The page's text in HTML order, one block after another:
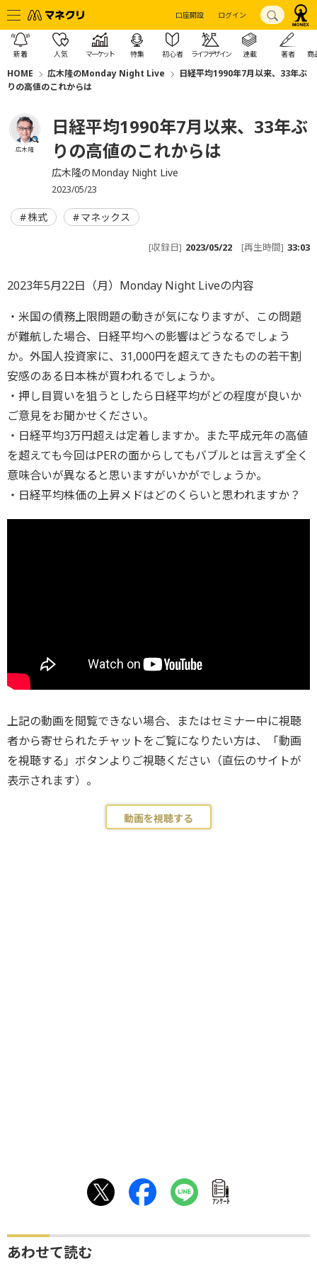
口座開設 ログイン
新着 人気 マーケット 特集 初心者 ライフデザイン 連載 著者 商
HOME 広木隆のMonday Night Live
日経平均1990年7月以来、33年ぶ
りの高値のこれからは
広木 隆
日経平均1990年7月以来、33年ぶ
りの高値のこれからは
広木隆のMonday Night Live
2023/05/23
株式 マネックス
[収録日] 2023/05/22 [再生時間] 33:03
2023年5月22日（月）Monday Night Liveの内容
・米国の債務上限問題の動きが気になりますが、この問題
が難航した場合、日経平均への影響はどうなるでしょう
か。外国人投資家に、31,000円を超えてきたものの若干割
安感のある日本株が買われるでしょうか。
・押し目買いを狙うとしたら日経平均がどの程度が良いか
ご意見をお聞かせください。
・日経平均3万円超えは定着しますか。また平成元年の高値
を超えても今回はPERの面からしてもバブルとは言えず全く
意味合いが異なると思いますがいかがでしょうか。
・日経平均株価の上昇メドはどのくらいと思われますか？
上記の動画を閲覧できない場合、またはセミナー中に視聴
者から寄せられたチャットをご覧になりたい方は、「動画
を視聴する」ボタンよりご視聴ください（直伝のサイトが
表示されます）。
動画を視聴する
ｱﾝｹｰﾄ
あわせて読む